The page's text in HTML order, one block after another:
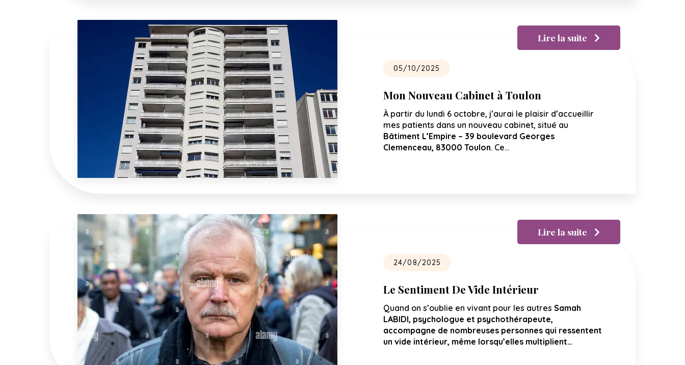
05/10/2025
Mon Nouveau Cabinet à Toulon
À partir du lundi 6 octobre, j’aurai le plaisir d’accueillir
mes patients dans un nouveau cabinet, situé au
Bâtiment L’Empire – 39 boulevard Georges
Clemenceau, 83000 Toulon. Ce…
Lire la suite
24/08/2025
Le Sentiment De Vide Intérieur
Quand on s’oublie en vivant pour les autres Samah
LABIDI, psychologue et psychothérapeute,
accompagne de nombreuses personnes qui ressentent
un vide intérieur, même lorsqu’elles multiplient…
Lire la suite